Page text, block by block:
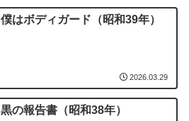
僕はボディガード（昭和39年）
2026.03.29
黒の報告書（昭和38年）